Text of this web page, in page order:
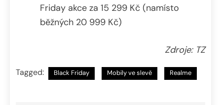
Friday akce za 15 299 Kč (namísto
běžných 20 999 Kč)
Zdroje: TZ
Tagged: Black Friday Mobily ve slevě Realme